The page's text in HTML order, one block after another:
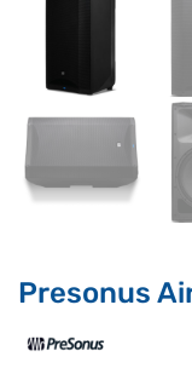
Presonus
Supporto clienti
Ciao, Come posso
Per ottenere
assicurati di